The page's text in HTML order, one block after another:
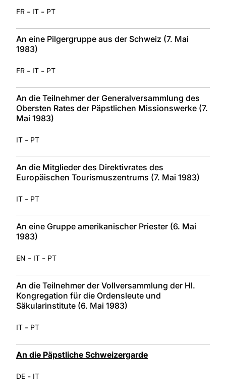
FR - IT - PT
An eine Pilgergruppe aus der Schweiz (7. Mai
1983)
FR - IT - PT
An die Teilnehmer der Generalversammlung des
Obersten Rates der Päpstlichen Missionswerke (7.
Mai 1983)
IT - PT
An die Mitglieder des Direktivrates des
Europäischen Tourismuszentrums (7. Mai 1983)
IT - PT
An eine Gruppe amerikanischer Priester (6. Mai
1983)
EN - IT - PT
An die Teilnehmer der Vollversammlung der Hl.
Kongregation für die Ordensleute und
Säkularinstitute (6. Mai 1983)
IT - PT
An die Päpstliche Schweizergarde
DE - IT